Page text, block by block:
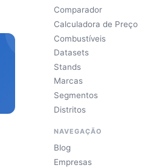
Comparador
Calculadora de Preço
Combustíveis
Datasets
Stands
Marcas
Segmentos
Distritos
NAVEGAÇÃO
Blog
Empresas